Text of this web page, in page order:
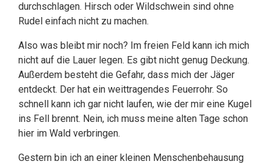
durchschlagen. Hirsch oder Wildschwein sind ohne
Rudel einfach nicht zu machen.
Also was bleibt mir noch? Im freien Feld kann ich mich
nicht auf die Lauer legen. Es gibt nicht genug Deckung.
Außerdem besteht die Gefahr, dass mich der Jäger
entdeckt. Der hat ein weittragendes Feuerrohr. So
schnell kann ich gar nicht laufen, wie der mir eine Kugel
ins Fell brennt. Nein, ich muss meine alten Tage schon
hier im Wald verbringen.
Gestern bin ich an einer kleinen Menschenbehausung